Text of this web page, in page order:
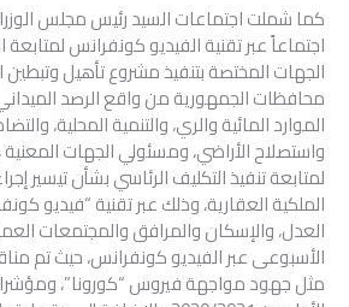
كما شملت اجتماعات السيد رئيس مجلس
اجتماعاً عبر تقنية الفيديو كونفرانس لمتابعة
الجهات المختصة بتنفيذ مشروع تأهيل
محافظات الجمهورية من واقع الرصد
الموارد المائية والري، والتنمية المحلية،
واستصلاح الأراضي، ومسئولي الجهات المعنية
لمتابعة تنفيذ التكليف الرئاسي بشأن تيسير
الملكية العقارية، وذلك عبر تقنية “فيديو
العدل، والإسكان والمرافق والمجتمعات
الأسبوعى عبر الفيديو كونفرانس، حيث تم
مثل جهود مواجهة فيروس “كورونا”،